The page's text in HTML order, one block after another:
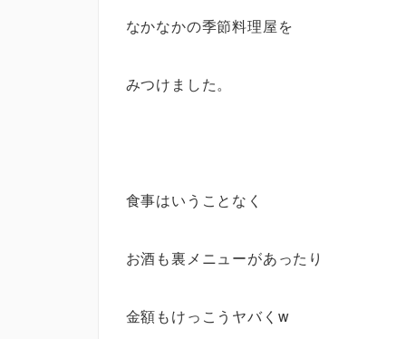
なかなかの季節料理屋を
みつけました。
食事はいうことなく
お酒も裏メニューがあったり
金額もけっこうヤバくw